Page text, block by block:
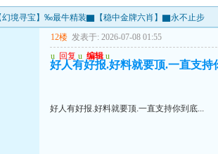
幻境寻宝】‰最牛精装▇【稳中金牌六肖】▇永不止步
12楼 发表于: 2026-07-08 01:55
u 回复 u 编辑 u
好人有好报.好料就要顶.一直支持
好人有好报.好料就要顶.一直支持你到底...